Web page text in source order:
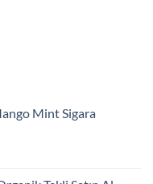
Mint Sigara